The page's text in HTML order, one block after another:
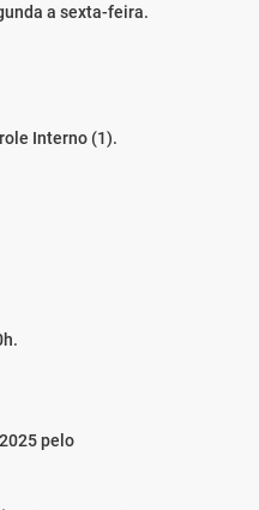
a sexta-feira.
Interno (1).
pelo